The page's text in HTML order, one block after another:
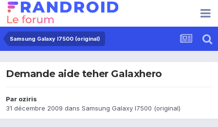
Samsung Galaxy I7500 (original)
Demande aide teher Galaxhero
Par oziris
31 décembre 2009 dans Samsung Galaxy I7500 (original)